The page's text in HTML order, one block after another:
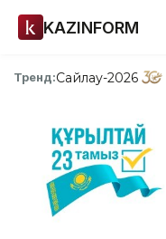
KAZINFORM
Тренд:Сайлау-2026